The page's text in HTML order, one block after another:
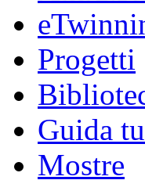
Progetti
Guida
Mostre